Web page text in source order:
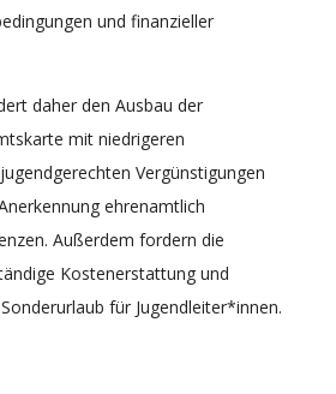
und finanzieller
daher den Ausbau der
mit niedrigeren
Vergünstigungen
ehrenamtlich
Außerdem fordern die
Kostenerstattung und
für Jugendleiter*innen.